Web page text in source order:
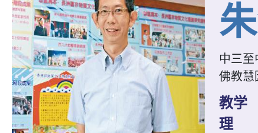
中三至
佛教慧
教学
理